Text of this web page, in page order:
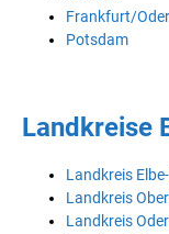
Frankfurt/Oder
Potsdam
Landkreise
Landkreis
Landkreis
Landkreis